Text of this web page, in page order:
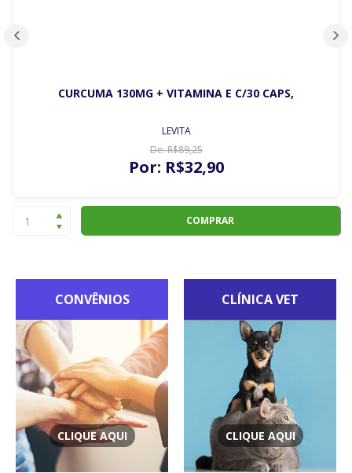
CURCUMA 130MG + VITAMINA E C/30 CAPS,
LEVITA
De:R$89,25
Por: R$32,90
COMPRAR
CONVÊNIOS
CLIQUE AQUI
CLÍNICA VET
CLIQUE AQUI